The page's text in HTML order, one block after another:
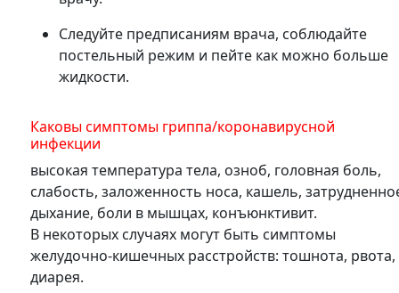
Следуйте предписаниям врача, соблюдайте
постельный режим и пейте как можно больше
жидкости.
Каковы симптомы гриппа/коронавирусной
инфекции
высокая температура тела, озноб, головная боль,
слабость, заложенность носа, кашель,
дыхание, боли в мышцах, конъюнктивит.
В некоторых случаях могут быть симптомы
желудочно-кишечных расстройств: тошнота, рвота,
диарея.